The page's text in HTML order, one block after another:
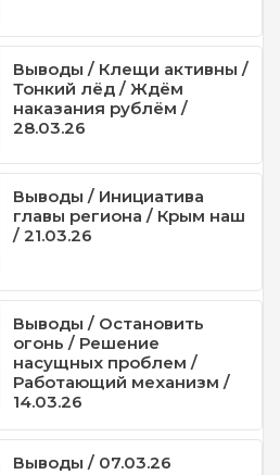
Выводы / Клещи активны /
Тонкий лёд / Ждём
наказания рублём /
28.03.26
Выводы / Инициатива
главы региона / Крым наш
/ 21.03.26
Выводы / Остановить
огонь / Решение
насущных проблем /
Работающий механизм /
14.03.26
Выводы / 07.03.26